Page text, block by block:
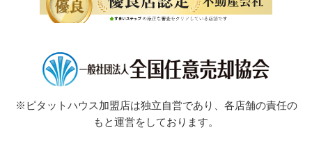
※ピタットハウス加盟店は独立自営であり、各店舗の責任の
もと運営をしております。